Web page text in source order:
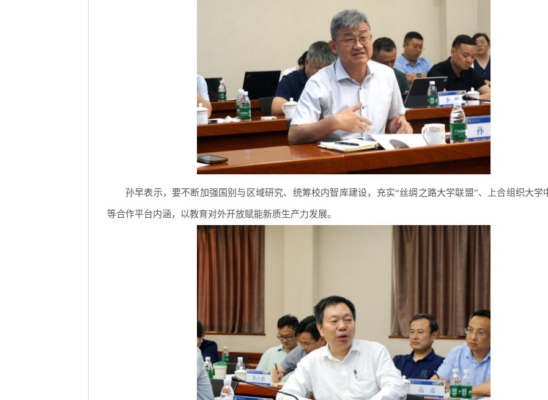
孙早表示，要不断加强国别与区域研究、统筹校内智库建设，充实“丝绸之路大学联盟”、上合组织大学
等合作平台内涵，以教育对外开放赋能新质生产力发展。